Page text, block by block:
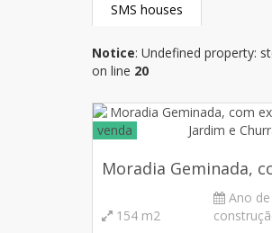
SMS houses
Notice: Undefined property:
on line 20
venda
Moradia Geminada,
154 m2
Ano de